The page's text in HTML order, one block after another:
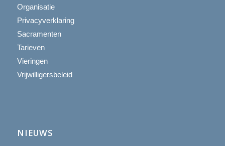
Organisatie
Privacyverklaring
Sacramenten
Tarieven
Vieringen
Vrijwilligersbeleid
NIEUWS